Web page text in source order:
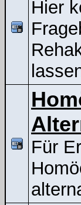
Hier
Für